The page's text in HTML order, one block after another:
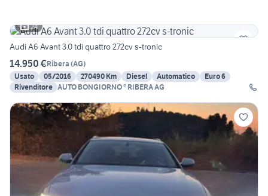
24
Audi A6 Avant 3.0 tdi quattro 272cv s-tronic
14.950 €Ribera (AG)
Usato
05/2016 270490 Km Diesel Automatico
Euro 6
Rivenditore AUTO BONGIORNO ® RIBERA AG